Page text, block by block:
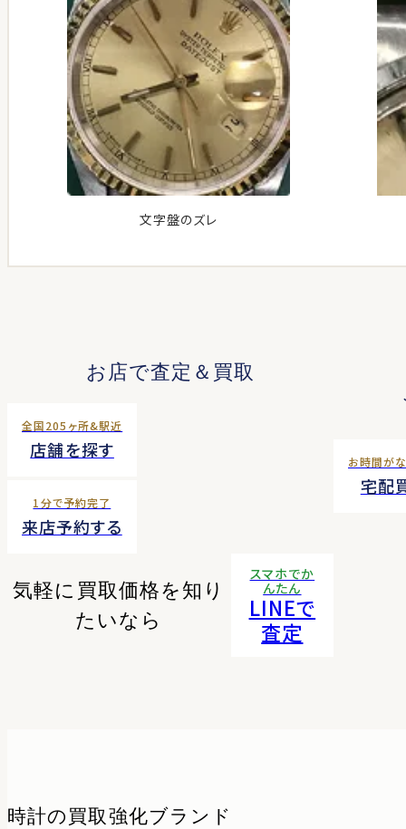
文字盤のズレ
お店で査定＆買取
全国205ヶ所&駅近
店舗を探す
1分で予約完了
来店予約する
お時間が
宅配
気軽に買取価格を知り
たいなら
スマホでか
んたん
LINEで
査定
時計の 買取強化ブランド